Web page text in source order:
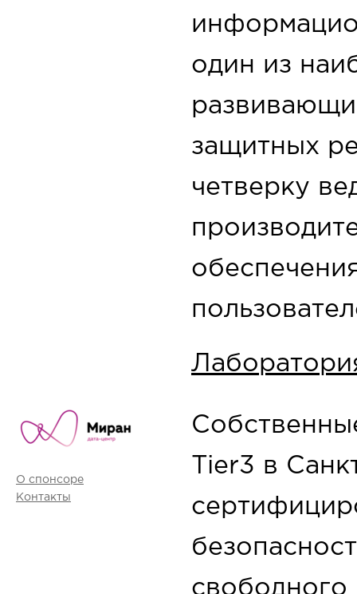
один из
защитных
четверку
О спонсоре
Контакты
Tier3 в